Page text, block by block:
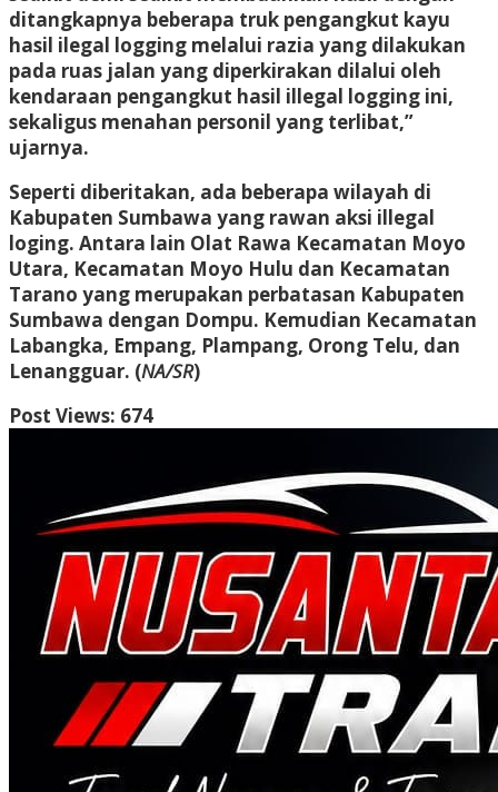
ditangkapnya beberapa truk pengangkut kayu
hasil ilegal logging melalui razia yang dilakukan
pada ruas jalan yang diperkirakan dilalui oleh
kendaraan pengangkut hasil illegal logging ini,
sekaligus menahan personil yang terlibat,”
ujarnya.
Seperti diberitakan, ada beberapa wilayah di
Kabupaten Sumbawa yang rawan aksi illegal
loging. Antara lain Olat Rawa Kecamatan Moyo
Utara, Kecamatan Moyo Hulu dan Kecamatan
Tarano yang merupakan perbatasan Kabupaten
Sumbawa dengan Dompu. Kemudian Kecamatan
Labangka, Empang, Plampang, Orong Telu, dan
Lenangguar. (NA/SR)
Post Views: 674